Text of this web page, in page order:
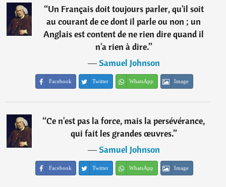
“Un Français doit toujours parler, qu'il soit
au courant de ce dont il parle ou non ; un
Anglais est content de ne rien dire quand il
n'a rien à dire.”
―Samuel Johnson
Facebook Twitter WhatsApp Image
“Ce n'est pas la force, mais la persévérance,
qui fait les grandes œuvres.”
―Samuel Johnson
Facebook Twitter WhatsApp Image